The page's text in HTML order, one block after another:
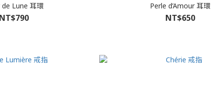
de Lune 耳環 Perle d’Amour 耳環
NT$650